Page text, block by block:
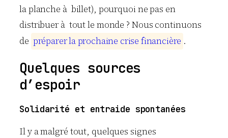
la planche à billet), pourquoi ne pas en
distribuer à tout le monde ? Nous continuons
de préparerlaprochaine crise financière .
Quelques sources
d’espoir
Solidarité et entraide spontanées
Il y a malgré tout, quelques signes